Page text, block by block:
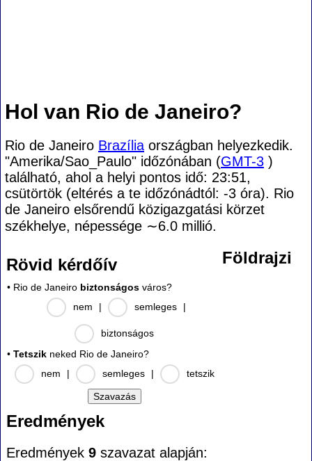
Hol van Rio de Janeiro?
Rio de Janeiro Brazília országban helyezkedik.
"Amerika/Sao_Paulo" időzónában (GMT-3 )
található, ahol a helyi pontos idő: 23:51,
csütörtök (eltérés a te időzónádtól: -3 óra). Rio
de Janeiro elsőrendű közigazgatási körzet
székhelye, népessége ∼6.0 millió.
Rövid kérdőív
• Rio de Janeiro biztonságos város?
nem
| semleges |
biztonságos
• Tetszik neked Rio de Janeiro?
nem
| semleges | tetszik
Eredmények
Eredmények 9 szavazat alapján:
Földrajzi